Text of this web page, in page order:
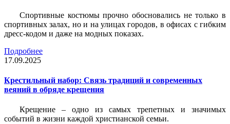
Спортивные костюмы прочно обосновались не только в
спортивных залах, но и на улицах городов, в офисах с гибким
дресс-кодом и даже на модных показах.
Подробнее
17.09.2025
Крестильный набор: Связь традиций и современных
веяний в обряде крещения
Крещение – одно из самых трепетных и значимых
событий в жизни каждой христианской семьи.